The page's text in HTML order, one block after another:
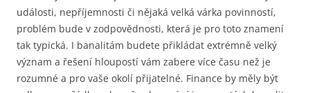
události, nepříjemnosti či nějaká velká várka povinností,
problém bude v zodpovědnosti, která je pro toto znamení
tak typická. I banalitám budete přikládat extrémně velký
význam a řešení hloupostí vám zabere více času než je
rozumné a pro vaše okolí přijatelné. Finance by měly být